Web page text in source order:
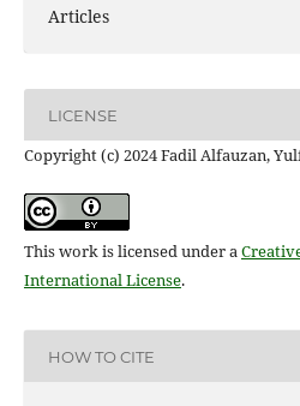
Articles
LICENSE
Copyright (c) 2024 Fadil Alfauzan,
This work is licensed under a
International License.
HOW TO CITE